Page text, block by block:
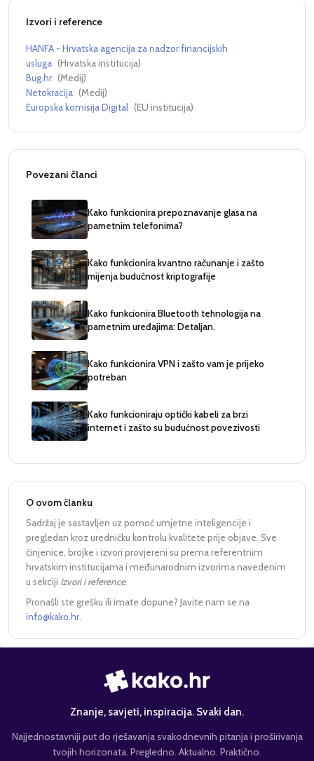
Izvori i reference
HANFA - Hrvatska agencija za nadzor financijskih
usluga (Hrvatska institucija)
Bug.hr (Medij)
Netokracija (Medij)
Europska komisija Digital (EU institucija)
Povezani članci
Kako funkcionira prepoznavanje glasa na
pametnim telefonima?
Kako funkcionira kvantno računanje i zašto
mijenja budućnost kriptografije
Kako funkcionira Bluetooth tehnologija na
pametnim uređajima: Detaljan.
Kako funkcionira VPN i zašto vam je prijeko
potreban
Kako funkcioniraju optički kabeli za brzi
internet i zašto su budućnost povezivosti
O ovom članku
Sadržaj je sastavljen uz pomoć umjetne inteligencije i
pregledan kroz uredničku kontrolu kvalitete prije objave. Sve
činjenice, brojke i izvori provjereni su prema referentnim
hrvatskim institucijama i međunarodnim izvorima navedenim
u sekciji Izvori i reference.
Pronašli ste grešku ili imate dopune? Javite nam se na
info@kako.hr
Znanje, savjeti, inspiracija. Svaki dan.
Najjednostavniji put do rješavanja svakodnevnih pitanja i proširivanja
tvojih horizonata. Pregledno. Aktualno. Praktično.